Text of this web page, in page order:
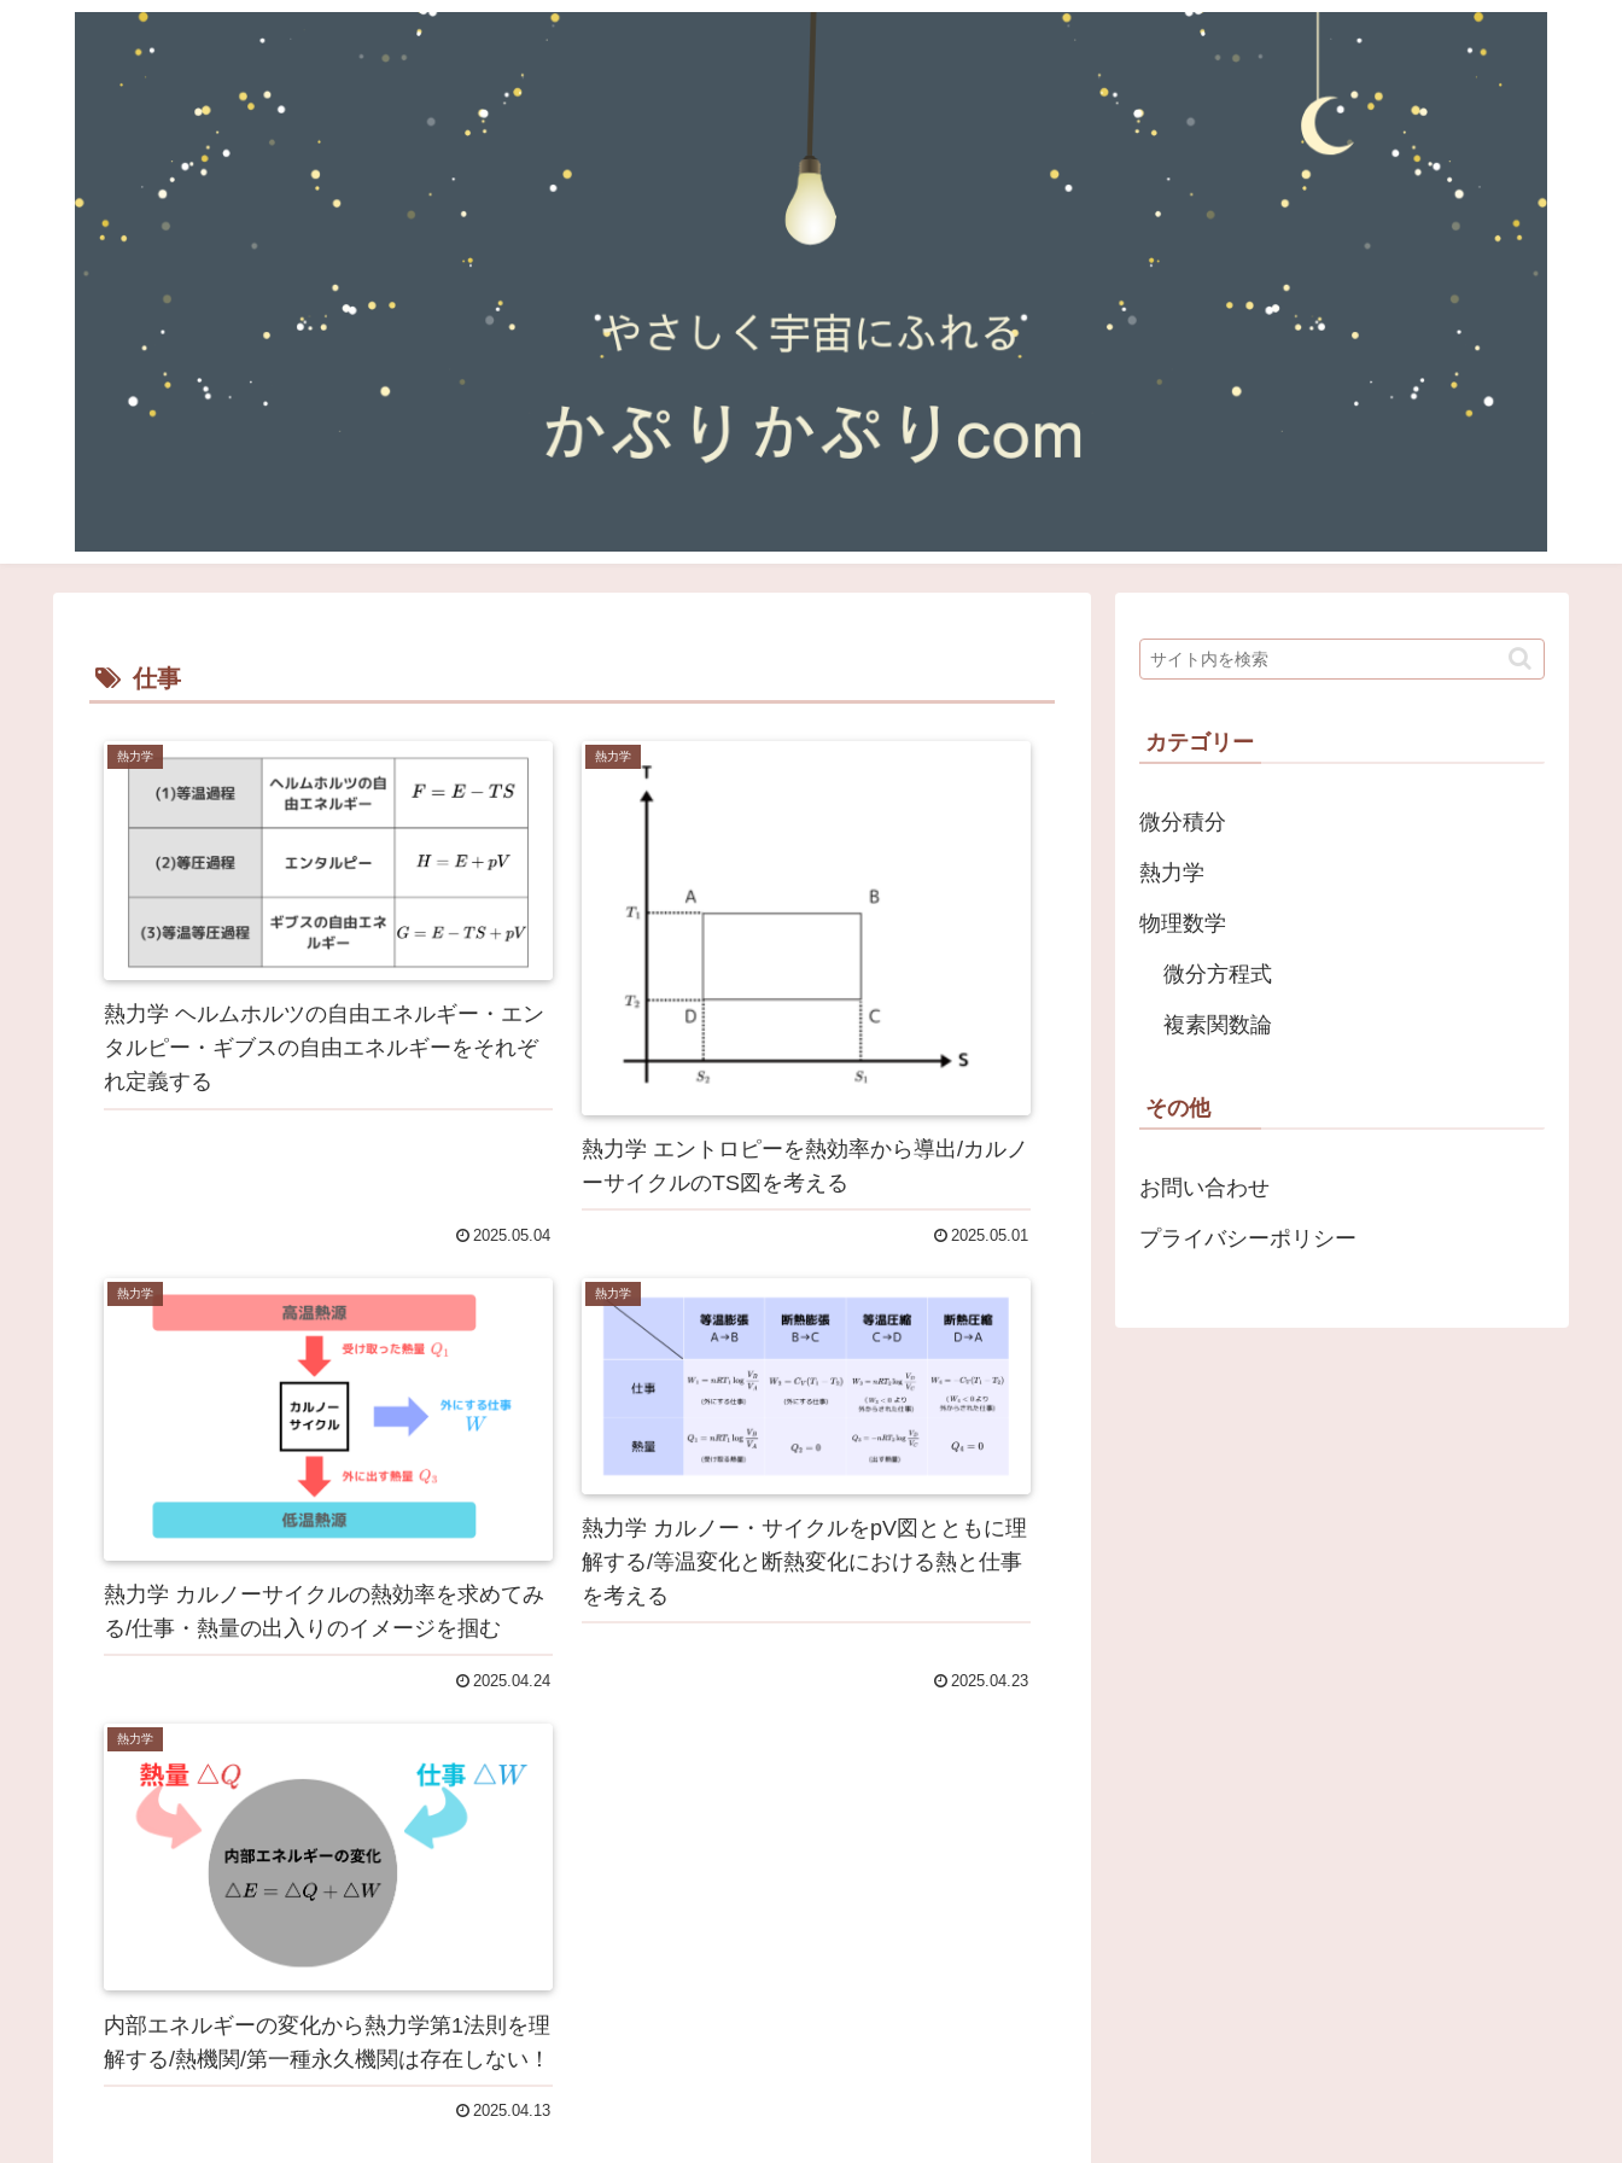
仕事
熱力学
熱力学 ヘルムホルツの自由エネルギー・エン
タルピー・ギブスの自由エネルギーをそれぞ
れ定義する
2025.05.04
熱力学
熱力学 エントロピーを熱効率から導出/カルノ
ーサイクルのTS図を考える
2025.05.01
熱力学
熱力学 カルノーサイクルの熱効率を求めてみ
る/仕事・熱量の出入りのイメージを掴む
2025.04.24
熱力学
熱力学 カルノー・サイクルをpV図とともに理
解する/等温変化と断熱変化における熱と仕事
を考える
2025.04.23
熱力学
内部エネルギーの変化から熱力学第1法則を理
解する/熱機関/第一種永久機関は存在しない！
2025.04.13
カテゴリー
微分積分
熱力学
物理数学
微分方程式
複素関数論
その他
お問い合わせ
プライバシーポリシー